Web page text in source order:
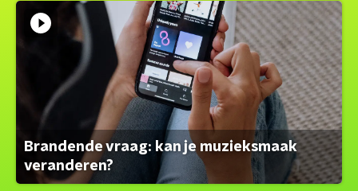
Brandende vraag: kan je muzieksmaak
veranderen?